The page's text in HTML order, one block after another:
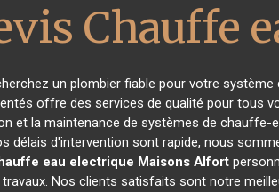
Chauffe
un plombier fiable pour votre
offre des services de qualité pour tous
et la maintenance de systèmes de chauffe-
délais d'intervention sont rapide, nous
eau electrique Maisons Alfort
Nos clients satisfaits sont notre